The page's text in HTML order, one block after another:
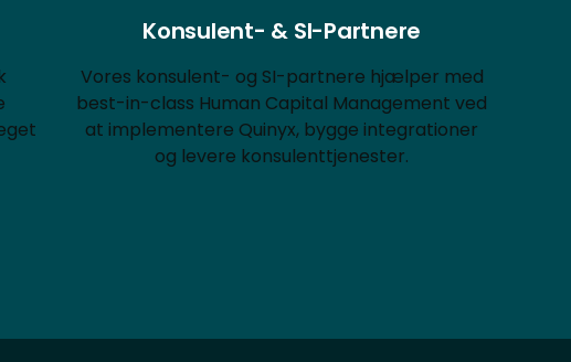
Konsulent- & SI-Partnere
Vores konsulent- og SI-partnere hjælper med
best-in-class Human Capital Management ved
at implementere Quinyx, bygge integrationer
og levere konsulenttjenester.